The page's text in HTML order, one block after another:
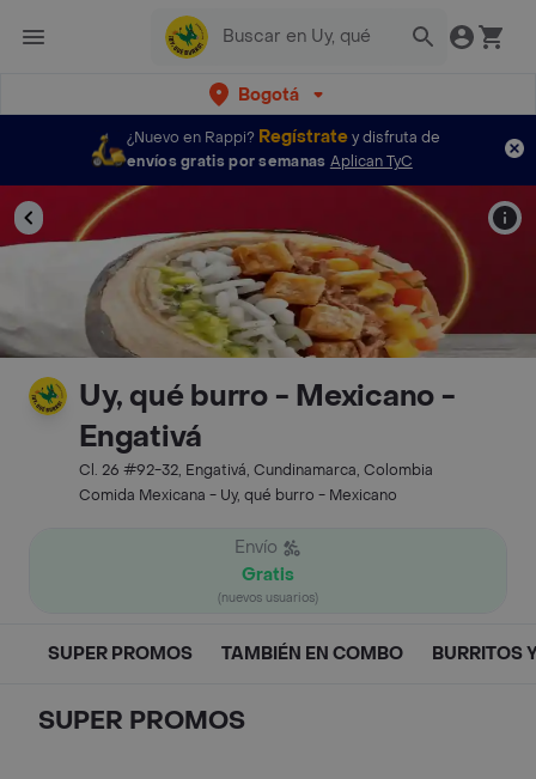
Bogotá
¿Nuevo en Rappi? Regístratey disfruta de
envíos gratis por semanas Aplican TyC
Uy, qué burro - Mexicano -
Engativá
Cl. 26 #92-32, Engativá, Cundinamarca, Colombia
Comida Mexicana - Uy, qué burro - Mexicano
Envío
Gratis
(nuevos usuarios)
SUPER PROMOS TAMBIÉN EN COMBO BURRITOS
SUPER PROMOS